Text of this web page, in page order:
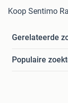
Koop Sentimo
Gerelateerde
Populaire